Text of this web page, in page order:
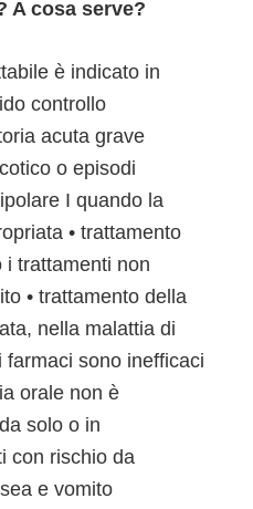
A cosa serve?
è indicato in
controllo
acuta grave
o episodi
I quando la
• trattamento
i trattamenti non
• trattamento della
nella malattia di
sono inefficaci
orale non è
solo o in
con rischio da
e vomito